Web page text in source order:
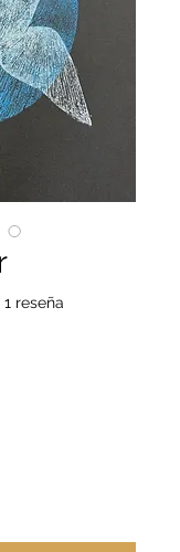
calificación es de
1 reseña